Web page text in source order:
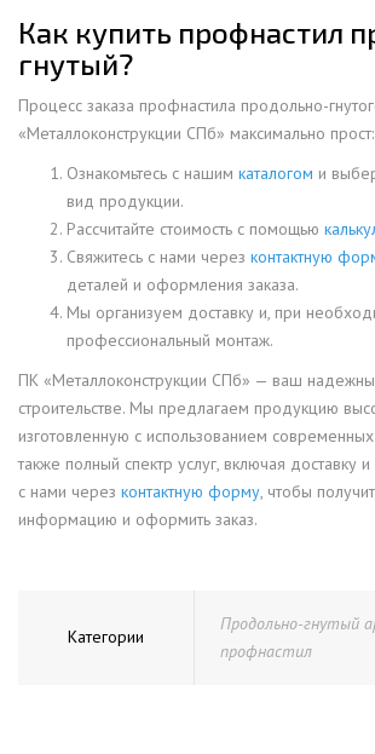
Как купить профнастил
гнутый?
Процесс заказа профнастила продольно-
«Металлоконструкции СПб» максимально прост:
Ознакомьтесь с нашим каталогом и
вид продукции.
Рассчитайте стоимость с помощью
Свяжитесь с нами через контактную
деталей и оформления заказа.
Мы организуем доставку и, при
профессиональный монтаж.
ПК «Металлоконструкции СПб» — ваш
строительстве. Мы предлагаем продукцию
изготовленную с использованием современных
также полный спектр услуг, включая доставку
с нами через контактную форму, чтобы
информацию и оформить заказ.
Категории
Продольно-гнутый
профнастил